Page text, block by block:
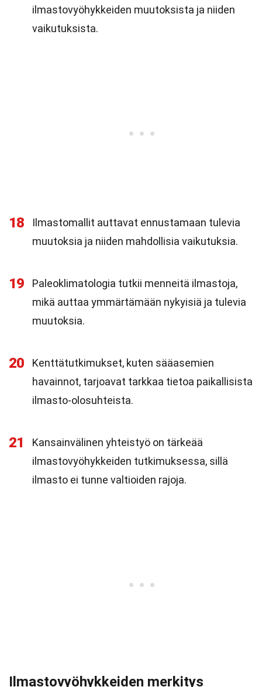
ilmastovyöhykkeiden muutoksista ja niiden
vaikutuksista.
18
Ilmastomallit auttavat ennustamaan tulevia
muutoksia ja niiden mahdollisia vaikutuksia.
19
Paleoklimatologia tutkii menneitä ilmastoja,
mikä auttaa ymmärtämään nykyisiä ja tulevia
muutoksia.
20
Kenttätutkimukset, kuten sääasemien
havainnot, tarjoavat tarkkaa tietoa paikallisista
ilmasto-olosuhteista.
21
Kansainvälinen yhteistyö on tärkeää
ilmastovyöhykkeiden tutkimuksessa, sillä
ilmasto ei tunne valtioiden rajoja.
Ilmastovyöhykkeiden merkitys